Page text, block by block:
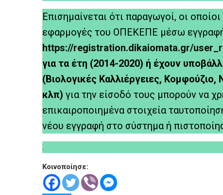
Επισημαίνεται ότι παραγωγοί, οι
εφαρμογές του ΟΠΕΚΕΠΕ μέσω
https://registration.dikaiomata.gr/
για τα έτη (2014-2020) ή έχουν
(Βιολογικές Καλλιέργειες,
κλπ) για την είσοδό τους μπορούν να
επικαιροποιημένα στοιχεία
νέου εγγραφή στο σύστημα ή
.
Κοινοποίησε: